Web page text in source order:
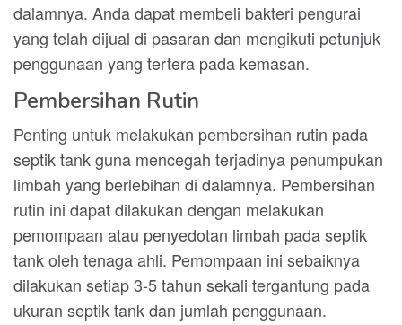
dalamnya. Anda dapat membeli bakteri pengurai
yang telah dijual di pasaran dan mengikuti petunjuk
penggunaan yang tertera pada kemasan.
Pembersihan Rutin
Penting untuk melakukan pembersihan rutin pada
septik tank guna mencegah terjadinya penumpukan
limbah yang berlebihan di dalamnya. Pembersihan
rutin ini dapat dilakukan dengan melakukan
pemompaan atau penyedotan limbah pada septik
tank oleh tenaga ahli. Pemompaan ini sebaiknya
dilakukan setiap 3-5 tahun sekali tergantung pada
ukuran septik tank dan jumlah penggunaan.